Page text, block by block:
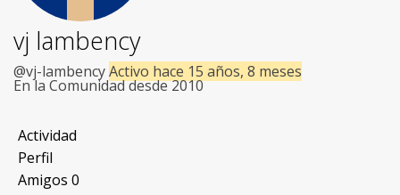
Vjspain
Ayuda
Contacto
Entrar
Crear Cuenta
vj lambency
@vj-lambencyActivo hace 15 años, 8 meses
En la Comunidad desde 2010
Actividad
Perfil
Amigos 0